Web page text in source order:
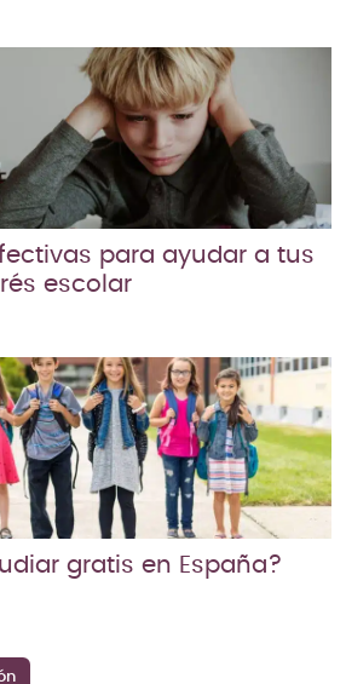
para ayudar a tus
escolar
gratis en España?